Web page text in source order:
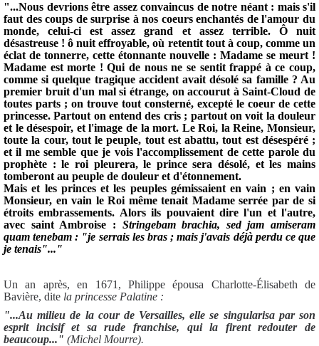
"...Nous devrions être assez convaincus de notre néant : mais s'il
faut des coups de surprise à nos coeurs enchantés de l'amour du
monde, celui-ci est assez grand et assez terrible. Ô nuit
désastreuse ! ô nuit effroyable, où retentit tout à coup, comme un
éclat de tonnerre, cette étonnante nouvelle : Madame se meurt !
Madame est morte ! Qui de nous ne se sentit frappé à ce coup,
comme si quelque tragique accident avait désolé sa famille ? Au
premier bruit d'un mal si étrange, on accourut à Saint-Cloud de
toutes parts ; on trouve tout consterné, excepté le coeur de cette
princesse. Partout on entend des cris ; partout on voit la douleur
et le désespoir, et l'image de la mort. Le Roi, la Reine, Monsieur,
toute la cour, tout le peuple, tout est abattu, tout est désespéré ;
et il me semble que je vois l'accomplissement de cette parole du
prophète : le roi pleurera, le prince sera désolé, et les mains
tomberont au peuple de douleur et d'étonnement.
Mais et les princes et les peuples gémissaient en vain ; en vain
Monsieur, en vain le Roi même tenait Madame serrée par de si
étroits embrassements. Alors ils pouvaient dire l'un et l'autre,
avec saint Ambroise : Stringebam brachia, sed jam amiseram
quam tenebam : "je serrais les bras ; mais j'avais déjà perdu ce que
je tenais"..."
Un an après, en 1671, Philippe épousa Charlotte-Élisabeth de
Bavière, dite la princesse Palatine :
"...Au milieu de la cour de Versailles, elle se singularisa par son
esprit incisif et sa rude franchise, qui la firent redouter de
beaucoup..." (Michel Mourre).